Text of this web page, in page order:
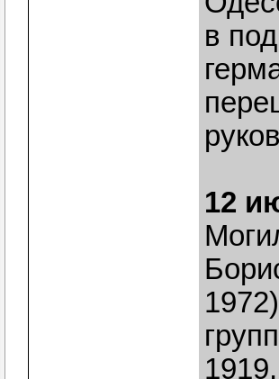
в
12